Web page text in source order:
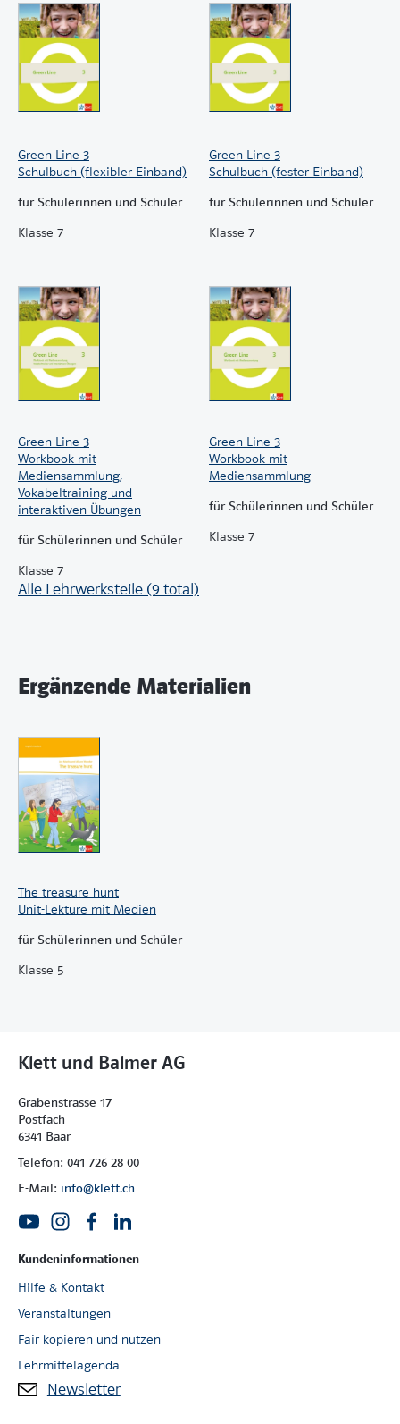
Green Line 3
Schulbuch (flexibler Einband)
für Schülerinnen und Schüler
Klasse 7
Green Line 3
Schulbuch (fester Einband)
für Schülerinnen und Schüler
Klasse 7
Green Line 3
Workbook mit
Mediensammlung,
Vokabeltraining und
interaktiven Übungen
für Schülerinnen und Schüler
Klasse 7
Green Line 3
Workbook mit
Mediensammlung
für Schülerinnen und Schüler
Klasse 7
Alle Lehrwerksteile (9 total)
Ergänzende Materialien
The treasure hunt
Unit-Lektüre mit Medien
für Schülerinnen und Schüler
Klasse 5
Klett und Balmer AG
Grabenstrasse 17
Postfach
6341 Baar
Telefon: 041 726 28 00
E-Mail: info@klett.ch
Kundeninformationen
Hilfe & Kontakt
Veranstaltungen
Fair kopieren und nutzen
Lehrmittelagenda
Newsletter